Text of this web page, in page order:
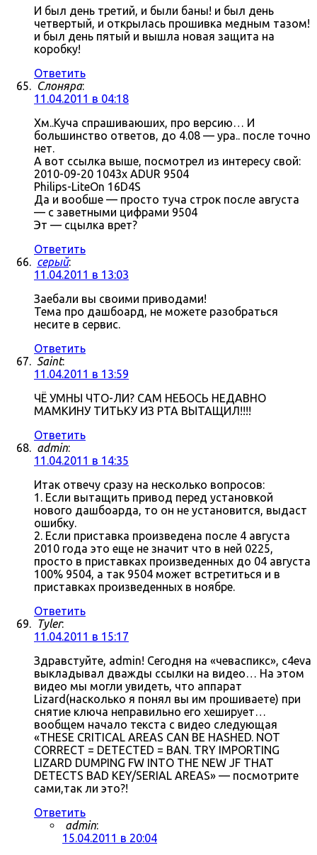
И был день третий, и были баны! и был день
четвертый, и открылась прошивка медным тазом!
и был день пятый и вышла новая защита на
коробку!
Ответить
Слоняра:
11.04.2011 в 04:18
Хм..Куча спрашиваюших, про версию… И
большинство ответов, до 4.08 — ура.. после точно
нет.
А вот ссылка выше, посмотрел из интересу свой:
2010-09-20 1043x ADUR 9504
Philips-LiteOn 16D4S
Да и вообше — просто туча строк после августа
— с заветными цифрами 9504
Эт — сцылка врет?
Ответить
серый:
11.04.2011 в 13:03
Заебали вы своими приводами!
Тема про дашбоард, не можете разобраться
несите в сервис.
Ответить
Saint:
11.04.2011 в 13:59
ЧЁ УМНЫ ЧТО-ЛИ? САМ НЕБОСЬ НЕДАВНО
МАМКИНУ ТИТЬКУ ИЗ РТА ВЫТАЩИЛ!!!!
Ответить
admin:
11.04.2011 в 14:35
Итак отвечу сразу на несколько вопросов:
1. Если вытащить привод перед установкой
нового дашбоарда, то он не установится, выдаст
ошибку.
2. Если приставка произведена после 4 августа
2010 года это еще не значит что в ней 0225,
просто в приставках произведенных до 04 августа
100% 9504, а так 9504 может встретиться и в
приставках произведенных в ноябре.
Ответить
Tyler:
11.04.2011 в 15:17
Здравстуйте, admin! Сегодня на «чеваспикс», c4eva
выкладывал дважды ссылки на видео… На этом
видео мы могли увидеть, что аппарат
Lizard(насколько я понял вы им прошиваете) при
снятие ключа неправильно его хеширует…
вообщем начало текста с видео следующая
«THESE CRITICAL AREAS CAN BE HASHED. NOT
CORRECT = DETECTED = BAN. TRY IMPORTING
LIZARD DUMPING FW INTO THE NEW JF THAT
DETECTS BAD KEY/SERIAL AREAS» — посмотрите
сами,так ли это?!
Ответить
admin:
15.04.2011 в 20:04